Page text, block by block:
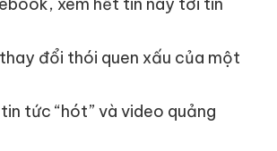
xem hết tin này tới tin
đổi thói quen xấu của một
tức “hót” và video quảng